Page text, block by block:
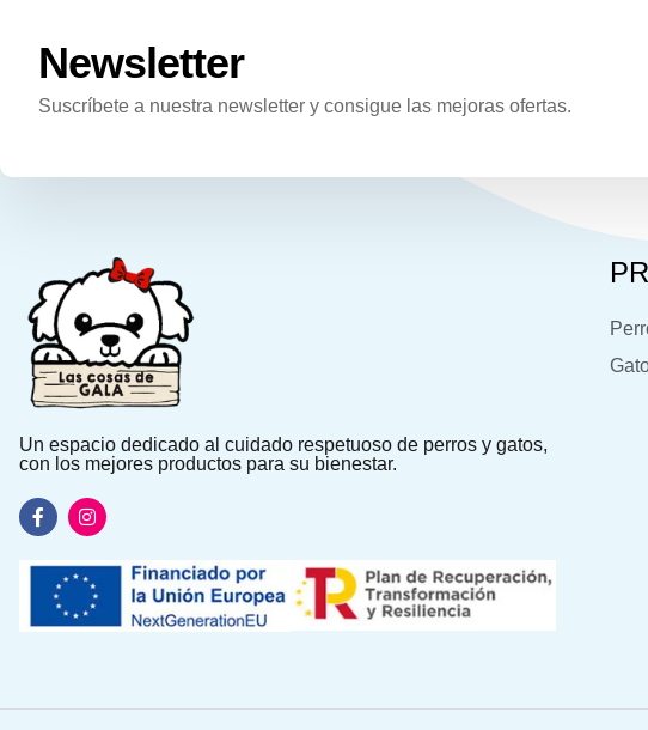
Newsletter
Suscríbete a nuestra newsletter y consigue las mejoras ofertas.
Un espacio dedicado al cuidado respetuoso de perros y gatos,
con los mejores productos para su bienestar.